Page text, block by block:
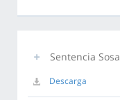
Sentencia Sosa
Descarga